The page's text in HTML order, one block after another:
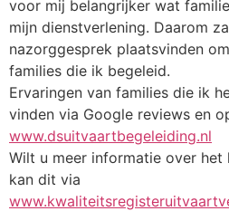
voor mij belangrijker wat
mijn dienstverlening. Daarom
nazorggesprek plaatsvinden
families die ik begeleid.
Ervaringen van families die ik
vinden via Google reviews en
www.dsuitvaartbegeleiding.nl
Wilt u meer informatie over
kan dit via